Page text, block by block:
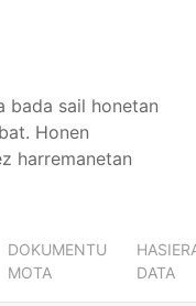
bada sail honetan
Honen
harremanetan
DOKUMENTU
MOTA
DATA